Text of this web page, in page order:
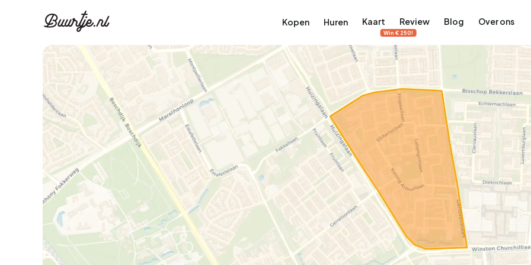
Kopen
Ontdek Amsterdam
Grachtengordel, Jordaan, De Pijp en meer
Koopwoningen in Amsterdam Bekijk op de kaart
5.657
Appartementen
456
Studio's Tussenwoning
Huren
Ontdek Amsterdam
Grachtengordel, Jordaan, De Pijp en meer
Huurwoningen in Amsterdam Bekijk op de kaart
Appartementen Tussenwoning
Kaart Review
Win €250!
Blog Over ons